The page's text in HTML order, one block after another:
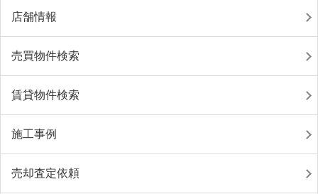
店舗情報
売買物件検索
賃貸物件検索
施工事例
売却査定依頼